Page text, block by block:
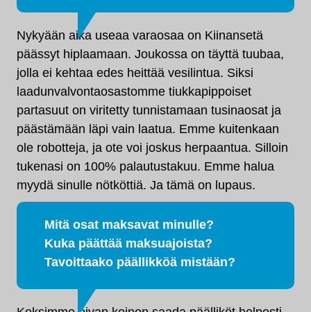
Nykyään aika useaa varaosaa on Kiinansetä
päässyt hiplaamaan. Joukossa on täyttä tuubaa,
jolla ei kehtaa edes heittää vesilintua. Siksi
laadunvalvontaosastomme tiukkapippoiset
partasuut on viritetty tunnistamaan tusinaosat ja
päästämään läpi vain laatua. Emme kuitenkaan
ole robotteja, ja ote voi joskus herpaantua. Silloin
tukenasi on 100% palautustakuu. Emme halua
myydä sinulle nötköttiä. Ja tämä on lupaus.
Mitä osat maksavat minulle?
Kuka päättää maksuajoista?
Tavoittaako päällikköä mistään?